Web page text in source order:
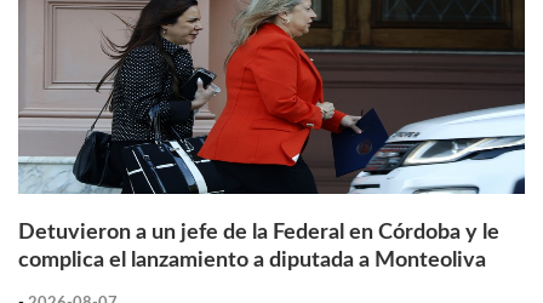
Detuvieron a un jefe de la Federal en Córdoba y le
complica el lanzamiento a diputada a Monteoliva